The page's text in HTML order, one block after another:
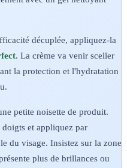
décuplée, appliquez-la
. La crème va venir sceller
la protection et l'hydratation
petite noisette de produit.
et appliquez par
du visage. Insistez sur la zone
plus de brillances ou